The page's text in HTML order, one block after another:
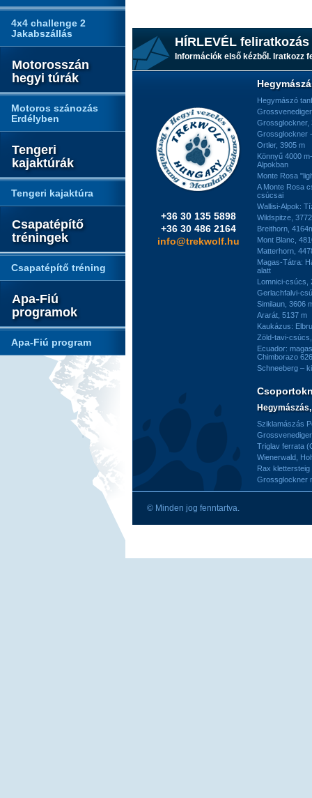
4x4 challenge 2
Jakabszállás
Motorosszán
hegyi túrák
Motoros szánozás
Erdélyben
Tengeri
kajaktúrák
Tengeri kajaktúra
Csapatépítő
tréningek
Csapatépítő tréning
Apa-Fiú
programok
Apa-Fiú program
HÍRLEVÉL feliratkozás
Információk első kézből. Iratkozz
+36 30 135 5898
+36 30 486 2164
info@trekwolf.hu
Hegymászó
Grossglockner,
Grossglockner
Ortler, 3905 m
Könnyű 4000
Alpokban
Monte Rosa
A Monte Rosa
csúcsai
Wallisi-Alpok:
Wildspitze,
Breithorn,
Mont Blanc,
Matterhorn,
Magas-Tátra:
alatt
Lomnici-csúcs,
Gerlachfalvi-
Similaun, 3606
Ararát, 5137 m
Kaukázus:
Zöld-tavi-
Ecuador:
Chimborazo
Schneeberg –
Sziklamászás
Triglav ferrata
Wienerwald,
Rax
Grossglockner
© Minden jog fenntartva.